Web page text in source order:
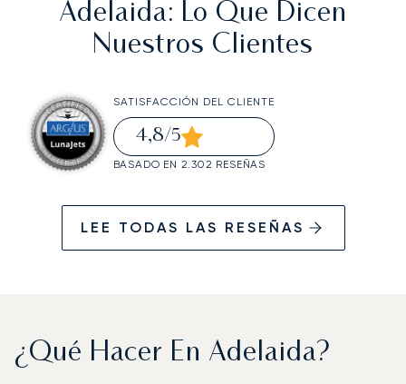
Adelaida: Lo Que Dicen
Nuestros Clientes
SATISFACCIÓN DEL CLIENTE
4,8/5
BASADO EN 2.302 RESEÑAS
LEE TODAS LAS RESEÑAS
¿Qué Hacer En Adelaida?